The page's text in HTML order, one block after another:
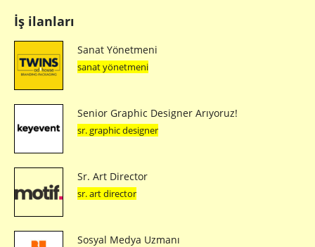
İş ilanları
Sanat Yönetmeni
sanat yönetmeni
Senior Graphic Designer Arıyoruz!
sr. graphic designer
Sr. Art Director
sr. art director
Sosyal Medya Uzmanı